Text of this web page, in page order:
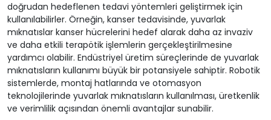
doğrudan hedeflenen tedavi yöntemleri geliştirmek için
kullanılabilirler. Örneğin, kanser tedavisinde, yuvarlak
mıknatıslar kanser hücrelerini hedef alarak daha az invaziv
ve daha etkili terapötik işlemlerin gerçekleştirilmesine
yardımcı olabilir. Endüstriyel üretim süreçlerinde de yuvarlak
mıknatısların kullanımı büyük bir potansiyele sahiptir. Robotik
sistemlerde, montaj hatlarında ve otomasyon
teknolojilerinde yuvarlak mıknatısların kullanılması, üretkenlik
ve verimlilik açısından önemli avantajlar sunabilir.